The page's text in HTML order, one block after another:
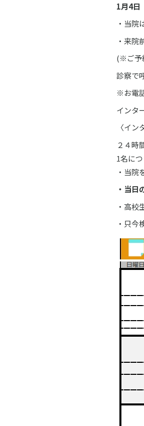
1月4日
・当院
・来院
(※ご予
診察で
※お電
インタ
〈イ
２４時
1名に
・当院
・当日
・高校
・只今